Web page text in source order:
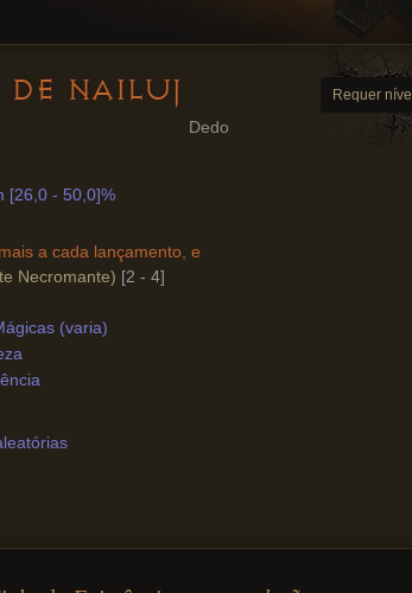
Requer nível
DE NAILUJ
Dedo
[26,0 - 50,0]%
a cada lançamento, e
Necromante) [2 - 4]
(varia)